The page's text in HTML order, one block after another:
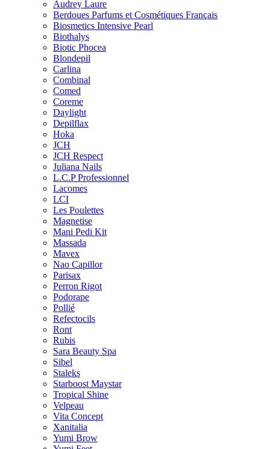
Audrey Laure
Berdoues Parfums et Cosmétiques Français
Biosmetics Intensive Pearl
Biothalys
Biotic Phocea
Blondepil
Carlina
Combinal
Comed
Coreme
Daylight
Depilflax
Hoka
JCH
JCH Respect
Juliana Nails
L.C.P Professionnel
Lacomes
LCI
Les Poulettes
Magnetise
Mani Pedi Kit
Massada
Mavex
Nao Capillor
Parisax
Perron Rigot
Podorape
Pollié
Refectocils
Ront
Rubis
Sara Beauty Spa
Sibel
Staleks
Starboost Maystar
Tropical Shine
Velpeau
Vita Concept
Xanitalia
Yumi Brow